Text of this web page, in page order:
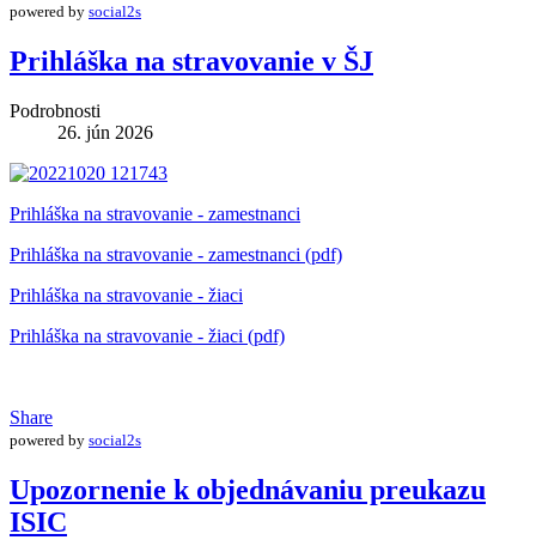
powered by social2s
Prihláška na stravovanie v ŠJ
Podrobnosti
26. jún 2026
Prihláška na stravovanie - zamestnanci
Prihláška na stravovanie - zamestnanci (pdf)
Prihláška na stravovanie - žiaci
Prihláška na stravovanie - žiaci (pdf)
Share
powered by social2s
Upozornenie k objednávaniu preukazu
ISIC